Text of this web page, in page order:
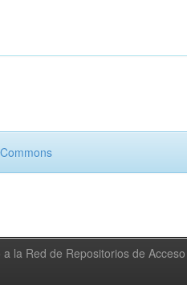
la Red de Repositorios de